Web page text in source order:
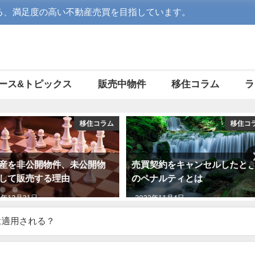
満足度の高い不動産売買を目指しています。
ス&トピックス 販売中物件 移住コラム
移住コラム
を非公開物件、未公開物
て販売する理由
12月31日
移住コ
売買契約をキャンセルしたとき
のペナルティとは
2022年11月4日
用される？